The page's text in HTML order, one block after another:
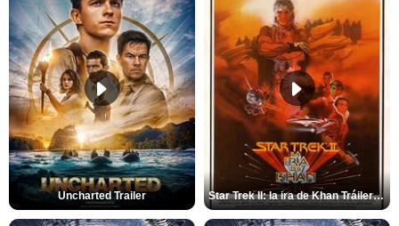
Uncharted Trailer Star Trek II: la ira de Khan Tráiler VO